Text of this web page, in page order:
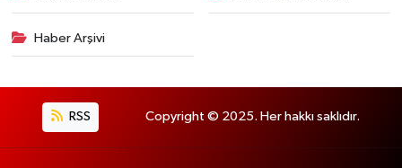
Haber Arşivi
RSS Copyright © 2025. Her hakkı saklıdır.